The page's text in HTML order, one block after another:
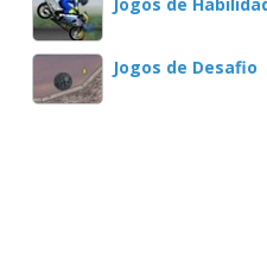
Jogos de Desafio